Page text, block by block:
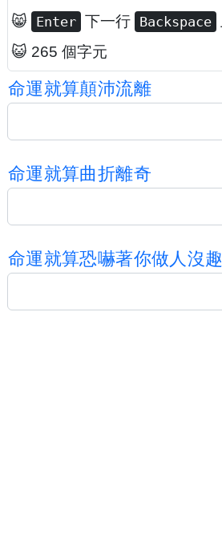
😸 Enter 下一行 Backspace
😺 265 個字元
命運就算顛沛流離
命運就算曲折離奇
命運就算恐嚇著你做人沒趣